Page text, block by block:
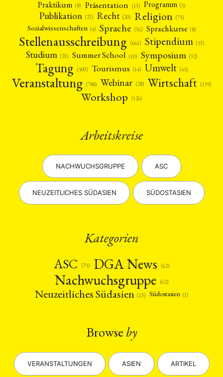
Praktikum (8) Präsentation (13) Programm (5)
Publikation (23) Recht (20) Religion (75)
Sozialwissenschaften (4) Sprache (36) Sprachkurse (8)
Stellenausschreibung (661) Stipendium (53)
Studium (21) Summer School (10) Symposium (32)
Tagung (500) Tourismus (14) Umwelt (45)
Veranstaltung (788) Webinar (28) Wirtschaft (199)
Workshop (126)
Arbeitskreise
NACHWUCHSGRUPPE ASC
NEUZEITLICHES SÜDASIEN SÜDOSTASIEN
Kategorien
ASC
(35) DGA News (62)
Nachwuchsgruppe (62)
Neuzeitliches Südasien (13) Südostasien (1)
Browse by
VERANSTALTUNGEN ASIEN ARTIKEL